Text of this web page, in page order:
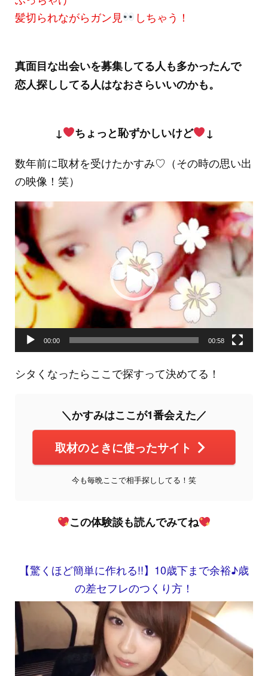
髪切られながらガン見
しちゃう！
真面目な出会いを募集してる人も多かったんで
恋人探ししてる人はなおさらいいのかも。
↓ ちょっと恥ずかしいけど
↓
数年前に取材を受けたかすみ♡（その時の思い出
の映像！笑）
動
プ
レ
ー
ヤ
ー
00:00 00:58
シタくなったらここで探すって決めてる！
＼かすみはここが1番会えた／
取材のときに使ったサイト
今も毎晩ここで相手探ししてる！笑
この体験談も読んでみてね
【驚くほど簡単に作れる!!】10歳下まで余裕♪歳
の差セフレのつくり方！